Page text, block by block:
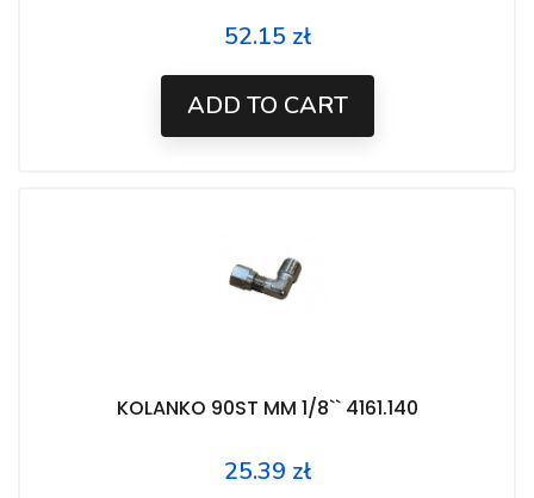
Price
52.15 zł
ADD TO CART
KOLANKO 90ST MM 1/8`` 4161.140
Price
25.39 zł